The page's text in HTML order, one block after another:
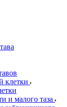
клетки
и малого таза